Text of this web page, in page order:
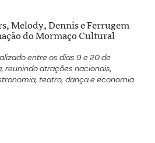
Melody, Dennis e Ferrugem
do Mormaço Cultural
entre os dias 9 e 20 de
reunindo atrações nacionais,
teatro, dança e economia